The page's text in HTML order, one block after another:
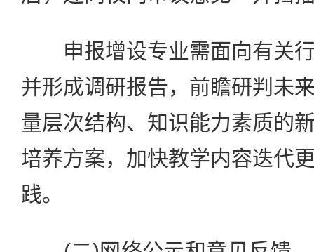
申报增设专业需面向有关行
并形成调研报告，前瞻研判未
量层次结构、知识能力素质的
培养方案，加快教学内容迭代
践。